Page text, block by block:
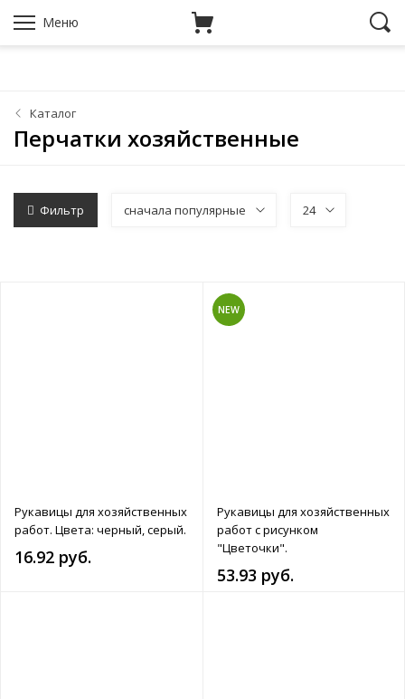
Меню
Каталог
Перчатки хозяйственные
Фильтр сначала популярные 24
Рукавицы для хозяйственных
работ. Цвета: черный, серый.
16.92 руб.
NEW
Рукавицы для хозяйственных
работ с рисунком
"Цветочки".
53.93 руб.